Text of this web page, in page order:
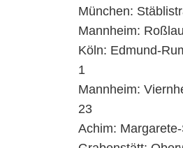
München:
Mannheim:
Köln: Edmund-
1
Mannheim:
23
Achim: